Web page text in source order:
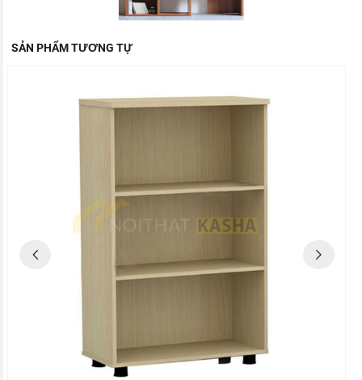
SẢN PHẨM TƯƠNG TỰ